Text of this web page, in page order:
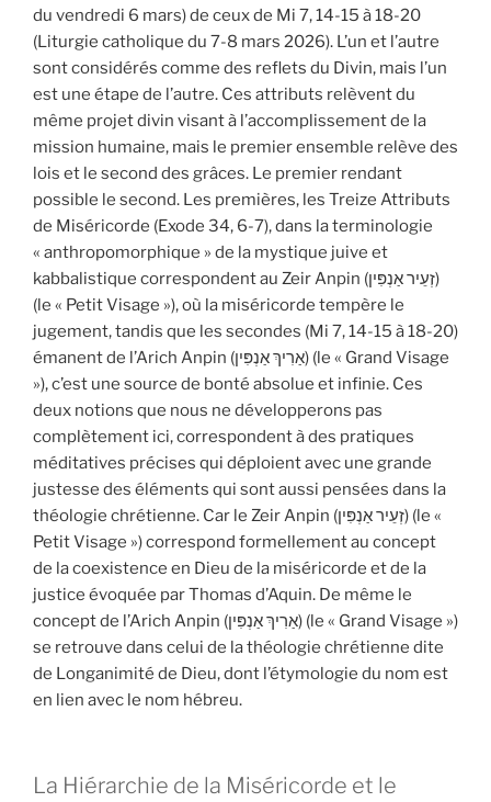
du vendredi 6 mars) de ceux de Mi 7, 14-15 à 18-20
(Liturgie catholique du 7-8 mars 2026). L’un et l’autre
sont considérés comme des reflets du Divin, mais l’un
est une étape de l’autre. Ces attributs relèvent du
même projet divin visant à l’accomplissement de la
mission humaine, mais le premier ensemble relève des
lois et le second des grâces. Le premier rendant
possible le second. Les premières, les Treize Attributs
de Miséricorde (Exode 34, 6-7), dans la terminologie
« anthropomorphique » de la mystique juive et
kabbalistique correspondent au Zeir Anpin (זְעֵיר אַנְפִּין)
(le « Petit Visage »), où la miséricorde tempère le
jugement, tandis que les secondes (Mi 7, 14-15 à 18-20)
émanent de l’Arich Anpin (אַרִיךְ אַנְפִּין) (le « Grand Visage
»), c’est une source de bonté absolue et infinie. Ces
deux notions que nous ne développerons pas
complètement ici, correspondent à des pratiques
méditatives précises qui déploient avec une grande
justesse des éléments qui sont aussi pensées dans la
théologie chrétienne. Car le Zeir Anpin (זְעֵיר אַנְפִּין) (le «
Petit Visage ») correspond formellement au concept
de la coexistence en Dieu de la miséricorde et de la
justice évoquée par Thomas d’Aquin. De même le
concept de l’Arich Anpin (אַרִיךְ אַנְפִּין) (le « Grand Visage »)
se retrouve dans celui de la théologie chrétienne dite
de Longanimité de Dieu, dont l’étymologie du nom est
en lien avec le nom hébreu.
La Hiérarchie de la Miséricorde et le